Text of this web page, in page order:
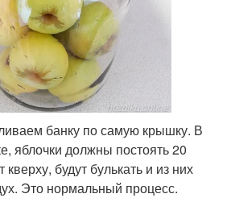
банку по самую крышку. В
яблочки должны постоять 20
будут булькать и из них
Это нормальный процесс.